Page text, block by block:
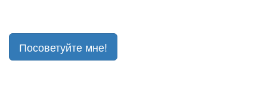
Посоветуйте мне!